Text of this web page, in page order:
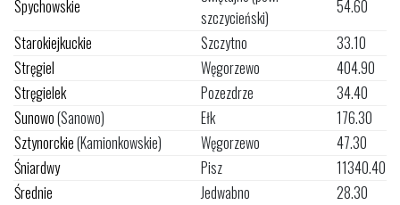
Spychowskie
szczycieński)
54.60
Starokiejkuckie
Szczytno
33.10
Stręgiel
Węgorzewo
404.90
Stręgielek
Pozezdrze
34.40
Sunowo(Sanowo) Ełk
176.30
Sztynorckie(Kamionkowskie) Węgorzewo
47.30
Śniardwy
Pisz
11340.40
Średnie
Jedwabno
28.30